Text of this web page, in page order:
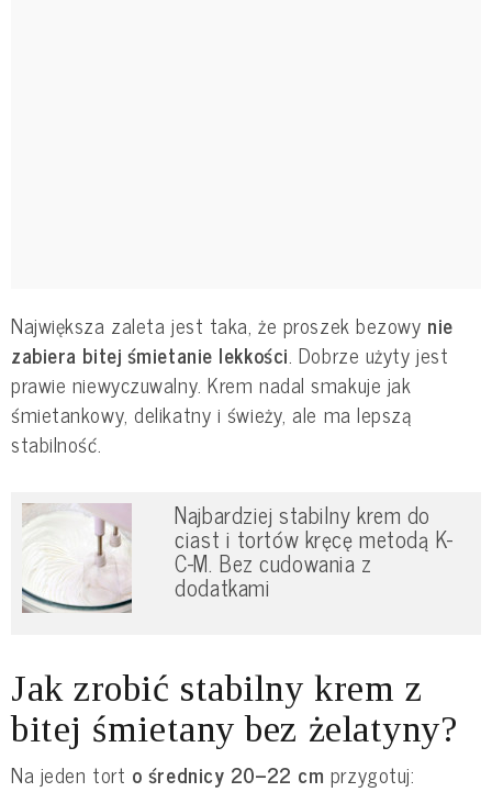
Największa zaleta jest taka, że proszek bezowy nie
zabiera bitej śmietanie lekkości. Dobrze użyty jest
prawie niewyczuwalny. Krem nadal smakuje jak
śmietankowy, delikatny i świeży, ale ma lepszą
stabilność.
Najbardziej stabilny krem do
ciast i tortów kręcę metodą K-
C-M. Bez cudowania z
dodatkami
Jak zrobić stabilny krem z
bitej śmietany bez żelatyny?
Na jeden tort o średnicy 20–22 cm przygotuj: